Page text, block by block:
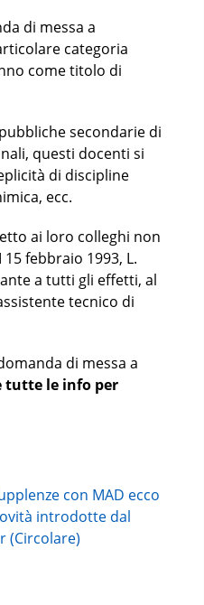
di messa a
categoria
come titolo di
secondarie di
questi docenti si
di discipline
ecc.
ai loro colleghi non
febbraio 1993, L.
a tutti gli effetti, al
tecnico di
di messa a
tutte le info per